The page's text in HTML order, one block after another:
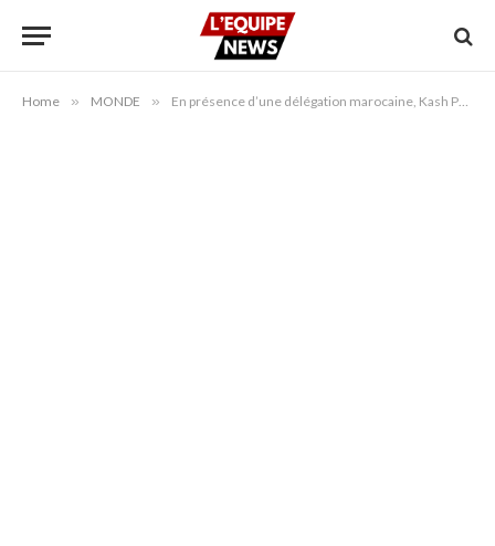
Home » MONDE » En présence d’une délégation marocaine, Kash Patel salue la coopération internationale en matière de sécurité durant la Coupe du Monde 2026